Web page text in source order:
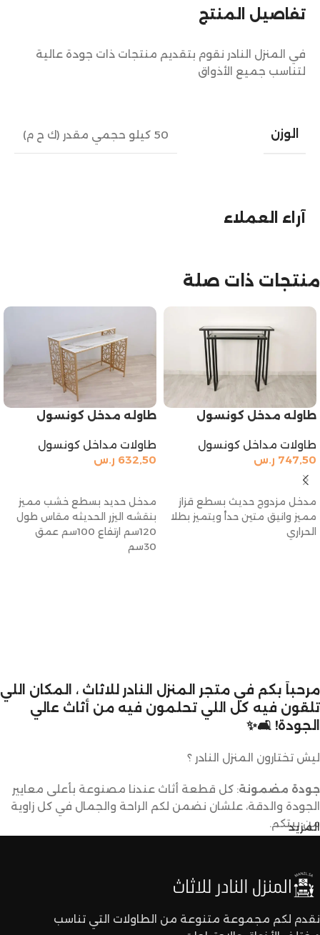
تفاصيل المنتج
في المنزل النادر نقوم بتقديم منتجات ذات جودة عالية
لتناسب جميع الأذواق
الوزن 50 كيلو حجمي مقدر (ك ح م)
آراء العملاء
منتجات ذات صلة
طاوله مدخل كونسول
طاولات مداخل كونسول
747,50 ر.س
إضافة إلى السلة
مدخل مزدوج حديث بسطع قزاز
مميز وانيق متين حدأ ويتميز بطلا
الحراري
طاوله مدخل كونسول
طاولات مداخل كونسول
632,50 ر.س
مدخل حديد بسطع خشب مميز
بنقشه اليزر الحديثه مقاس طول
120سم ارتفاع 100سم عمق
30سم
مرحباً بكم في متجر المنزل النادر للاثاث ، المكان اللي
تلقون فيه كل اللي تحلمون فيه من أثاث عالي
الجودة! 🛋️✨
ليش تختارون المنزل النادر ؟
جودة مضمونة: كل قطعة أثاث عندنا مصنوعة بأعلى معايير
الجودة والدقة، علشان نضمن لكم الراحة والجمال في كل زاوية
من بيتكم.
الأذواق والديكورات. ما راح تحتاجون تدورون كثير علشان تلقون
اللي يعجبكم.
المزيد
نقدم لكم مجموعة متنوعة من الطاولات التي تناسب